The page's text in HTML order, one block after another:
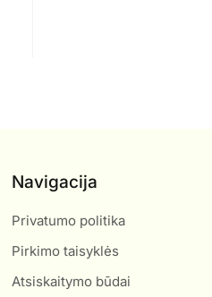
Navigacija
Privatumo politika
Pirkimo taisyklės
Atsiskaitymo būdai